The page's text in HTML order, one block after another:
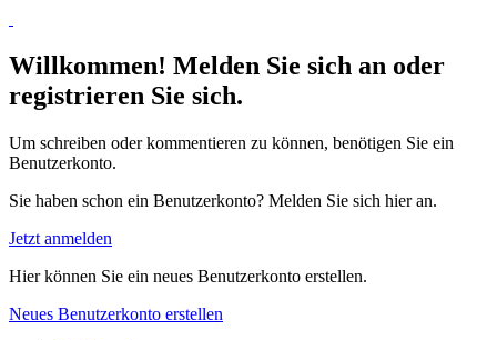
Willkommen! Melden Sie sich an oder
registrieren Sie sich.
Um schreiben oder kommentieren zu können, benötigen Sie ein
Benutzerkonto.
Sie haben schon ein Benutzerkonto? Melden Sie sich hier an.
Jetzt anmelden
Hier können Sie ein neues Benutzerkonto erstellen.
Neues Benutzerkonto erstellen